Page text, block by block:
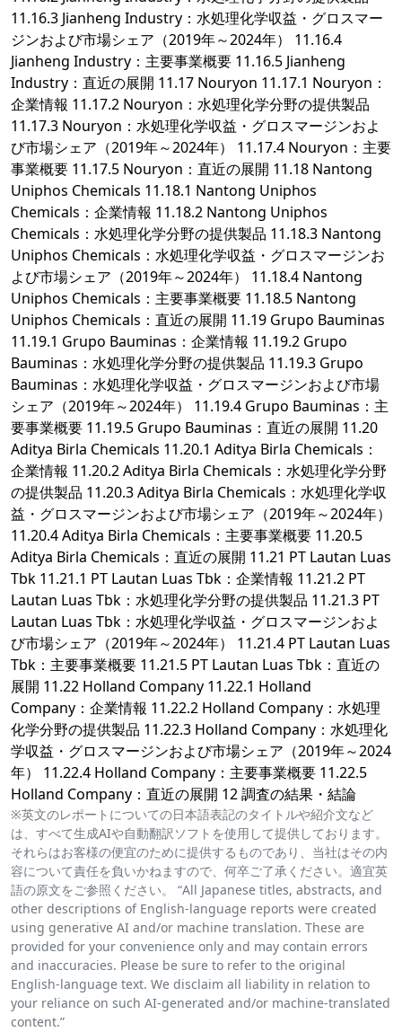
11.16.3 Jianheng Industry：水処理化学収益・グロスマー
ジンおよび市場シェア（2019年～2024年） 11.16.4
Jianheng Industry：主要事業概要 11.16.5 Jianheng
Industry：直近の展開 11.17 Nouryon 11.17.1 Nouryon：
企業情報 11.17.2 Nouryon：水処理化学分野の提供製品
11.17.3 Nouryon：水処理化学収益・グロスマージンおよ
び市場シェア（2019年～2024年） 11.17.4 Nouryon：主要
事業概要 11.17.5 Nouryon：直近の展開 11.18 Nantong
Uniphos Chemicals 11.18.1 Nantong Uniphos
Chemicals：企業情報 11.18.2 Nantong Uniphos
Chemicals：水処理化学分野の提供製品 11.18.3 Nantong
Uniphos Chemicals：水処理化学収益・グロスマージンお
よび市場シェア（2019年～2024年） 11.18.4 Nantong
Uniphos Chemicals：主要事業概要 11.18.5 Nantong
Uniphos Chemicals：直近の展開 11.19 Grupo Bauminas
11.19.1 Grupo Bauminas：企業情報 11.19.2 Grupo
Bauminas：水処理化学分野の提供製品 11.19.3 Grupo
Bauminas：水処理化学収益・グロスマージンおよび市場
シェア（2019年～2024年） 11.19.4 Grupo Bauminas：主
要事業概要 11.19.5 Grupo Bauminas：直近の展開 11.20
Aditya Birla Chemicals 11.20.1 Aditya Birla Chemicals：
企業情報 11.20.2 Aditya Birla Chemicals：水処理化学分野
の提供製品 11.20.3 Aditya Birla Chemicals：水処理化学収
益・グロスマージンおよび市場シェア（2019年～2024年）
11.20.4 Aditya Birla Chemicals：主要事業概要 11.20.5
Aditya Birla Chemicals：直近の展開 11.21 PT Lautan Luas
Tbk 11.21.1 PT Lautan Luas Tbk：企業情報 11.21.2 PT
Lautan Luas Tbk：水処理化学分野の提供製品 11.21.3 PT
Lautan Luas Tbk：水処理化学収益・グロスマージンおよ
び市場シェア（2019年～2024年） 11.21.4 PT Lautan Luas
Tbk：主要事業概要 11.21.5 PT Lautan Luas Tbk：直近の
展開 11.22 Holland Company 11.22.1 Holland
Company：企業情報 11.22.2 Holland Company：水処理
化学分野の提供製品 11.22.3 Holland Company：水処理化
学収益・グロスマージンおよび市場シェア（2019年～2024
年） 11.22.4 Holland Company：主要事業概要 11.22.5
Holland Company：直近の展開 12 調査の結果・結論
※英文のレポートについての日本語表記のタイトルや紹介文など
は、すべて生成AIや自動翻訳ソフトを使用して提供しております。
それらはお客様の便宜のために提供するものであり、当社はその内
容について責任を負いかねますので、何卒ご了承ください。適宜英
語の原文をご参照ください。 “All Japanese titles, abstracts, and
other descriptions of English-language reports were created
using generative AI and/or machine translation. These are
provided for your convenience only and may contain errors
and inaccuracies. Please be sure to refer to the original
English-language text. We disclaim all liability in relation to
your reliance on such AI-generated and/or machine-translated
content.”